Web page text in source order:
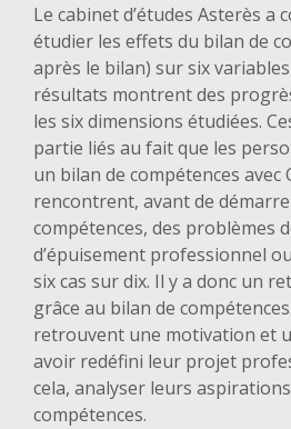
Le cabinet d’études Asterès a
étudier les effets du bilan de
après le bilan) sur six
résultats montrent des
les six dimensions étudiées.
partie liés au fait que les
un bilan de compétences avec
rencontrent, avant de
compétences, des problèmes
d’épuisement professionnel
six cas sur dix. Il y a donc un
grâce au bilan de
retrouvent une motivation et
avoir redéfini leur projet
cela, analyser leurs
compétences.